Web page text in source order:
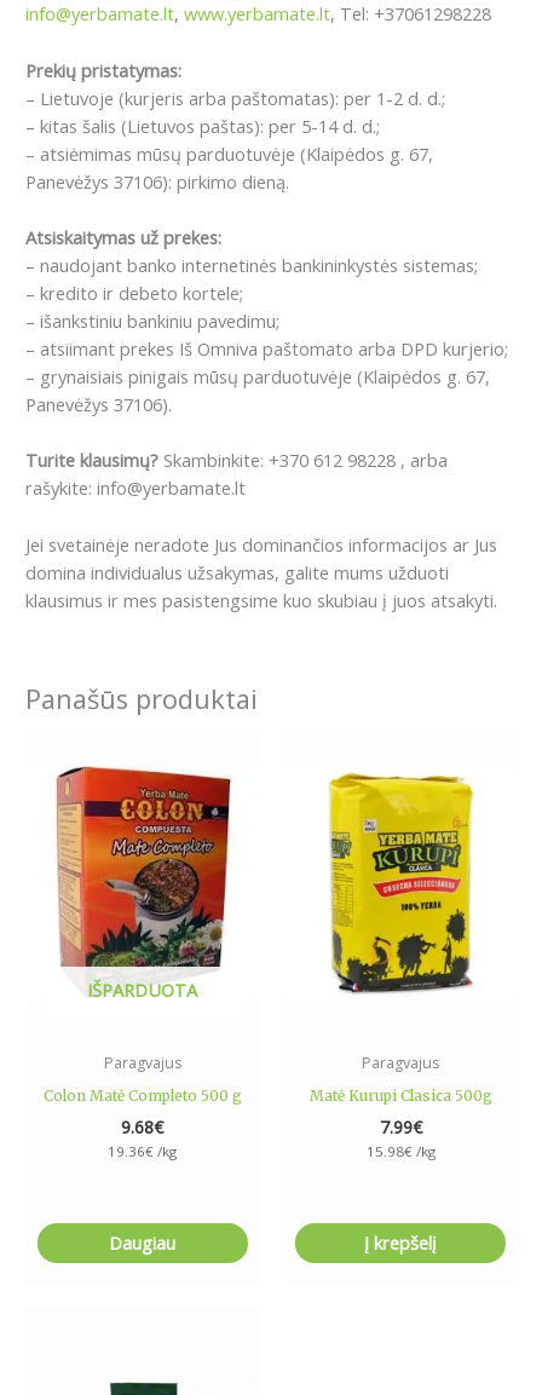
info@yerbamate.lt, www.yerbamate.lt, Tel: +37061298228
Prekių pristatymas:
– Lietuvoje (kurjeris arba paštomatas): per 1-2 d. d.;
– kitas šalis (Lietuvos paštas): per 5-14 d. d.;
– atsiėmimas mūsų parduotuvėje (Klaipėdos g. 67,
Panevėžys 37106): pirkimo dieną.
Atsiskaitymas už prekes:
– naudojant banko internetinės bankininkystės sistemas;
– kredito ir debeto kortele;
– išankstiniu bankiniu pavedimu;
– atsiimant prekes Iš Omniva paštomato arba DPD kurjerio;
– grynaisiais pinigais mūsų parduotuvėje (Klaipėdos g. 67,
Panevėžys 37106).
Turite klausimų? Skambinkite: +370 612 98228 , arba
rašykite: info@yerbamate.lt
Jei svetainėje neradote Jus dominančios informacijos ar Jus
domina individualus užsakymas, galite mums užduoti
klausimus ir mes pasistengsime kuo skubiau į juos atsakyti.
Panašūs produktai
IŠPARDUOTA
Paragvajus
Colon Matė Completo 500 g
9.68€
19.36€ /kg
Daugiau
Paragvajus
Matė Kurupi Clasica 500g
7.99€
15.98€/kg
Į krepšelį